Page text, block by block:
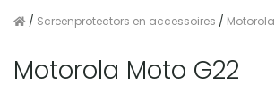
/ Screenprotectors en accessoires / Motorola
Motorola Moto G22